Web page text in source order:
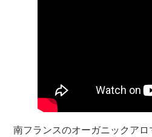
南フランスのオーガニックア